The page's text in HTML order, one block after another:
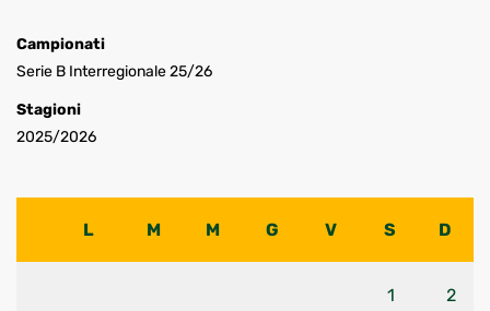
Campionati
Serie B Interregionale 25/26
Stagioni
2025/2026
L M M G V S D
1 2